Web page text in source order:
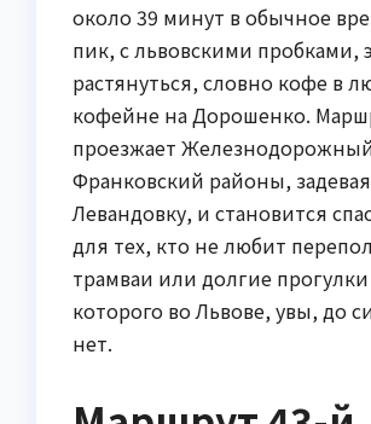
около 39 минут в обычное
пик, с львовскими пробками,
растянуться, словно кофе в
кофейне на Дорошенко.
проезжает
Франковский районы, задевая
Левандовку, и становится
для тех, кто не любит
трамваи или долгие
которого во Львове, увы, до
нет.